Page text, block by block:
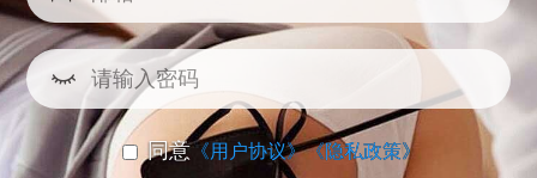
同意《用户协议》《隐私政策》